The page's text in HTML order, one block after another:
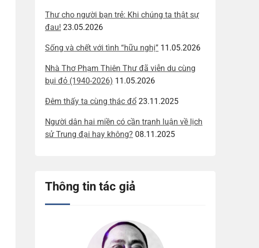
Thư cho người bạn trẻ: Khi chúng ta thật sự
đau! 23.05.2026
Sống và chết với tình “hữu nghị” 11.05.2026
Nhà Thơ Phạm Thiên Thư đã viễn du cùng
bụi đỏ (1940-2026) 11.05.2026
Đêm thấy ta cùng thác đổ 23.11.2025
Người dân hai miền có cần tranh luận về lịch
sử Trung đại hay không? 08.11.2025
Thông tin tác giả